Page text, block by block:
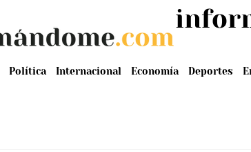
Política Internacional Economía Deportes